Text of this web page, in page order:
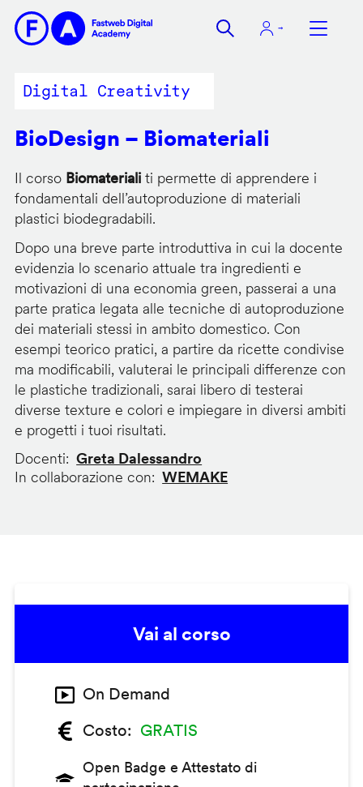
contenuto
Digital Creativity
BioDesign – Biomateriali
Il corso Biomaterialiti permette di apprendere i
fondamentali dell’autoproduzione di materiali
plastici biodegradabili.
Dopo una breve parte introduttiva in cui la docente
evidenzia lo scenario attuale tra ingredienti e
motivazioni di una economia green, passerai a una
parte pratica legata alle tecniche di autoproduzione
dei materiali stessi in ambito domestico. Con
esempi teorico pratici, a partire da ricette condivise
ma modificabili, valuterai le principali differenze con
le plastiche tradizionali, sarai libero di testerai
diverse texture e colori e impiegare in diversi ambiti
e progetti i tuoi risultati.
Docenti
Greta Dalessandro
In collaborazione con
WEMAKE
Vai al corso
On Demand
Costo
GRATIS
Open Badge e Attestato di